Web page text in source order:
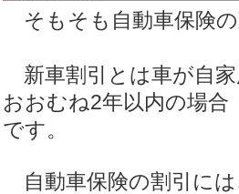
そもそも自動車保険
新車割引とは車が自家
おおむね2年以内の場
です。
自動車保険の割引に